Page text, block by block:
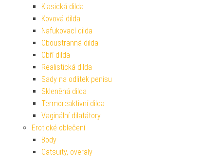
Klasická dilda
Kovová dilda
Nafukovací dilda
Oboustranná dilda
Obří dilda
Realistická dilda
Sady na odlitek penisu
Skleněná dilda
Termoreaktivní dilda
Vaginální dilatátory
Erotické oblečení
Body
Catsuity, overaly